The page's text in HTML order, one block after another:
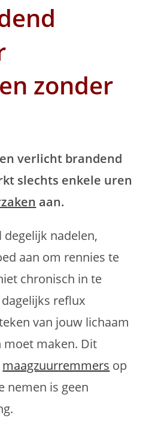
zonder
verlicht brandend
slechts enkele uren
aan.
degelijk nadelen,
aan om rennies te
chronisch in te
reflux
van jouw lichaam
moet maken. Dit
maagzuurremmers op
nemen is geen